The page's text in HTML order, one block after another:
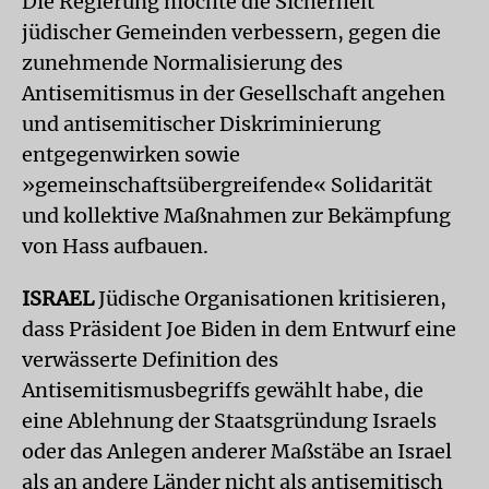
jüdischer Gemeinden verbessern, gegen die
zunehmende Normalisierung des
Antisemitismus in der Gesellschaft angehen
und antisemitischer Diskriminierung
entgegenwirken sowie
»gemeinschaftsübergreifende« Solidarität
und kollektive Maßnahmen zur Bekämpfung
von Hass aufbauen.
ISRAELJüdische Organisationen kritisieren,
dass Präsident Joe Biden in dem Entwurf eine
verwässerte Definition des
Antisemitismusbegriffs gewählt habe, die
eine Ablehnung der Staatsgründung Israels
oder das Anlegen anderer Maßstäbe an Israel
als an andere Länder nicht als antisemitisch